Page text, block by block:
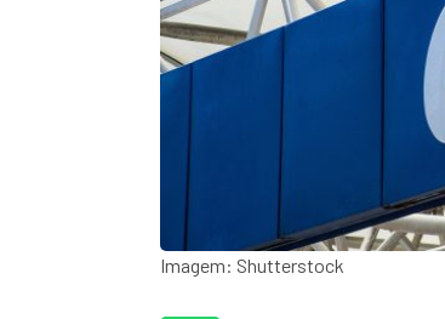
Imagem: Shutterstock